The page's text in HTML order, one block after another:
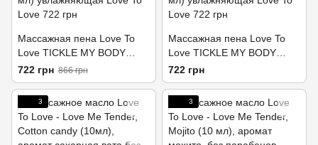
Массажная пена Love To
Love TICKLE MY BODY
Passion Fruit (150 мл)
увлажняющая
722 грн 866 грн
Массажная пена Love To
Love TICKLE MY BODY
Cotton candy (150 мл)
увлажняющая
722 грн
3 3